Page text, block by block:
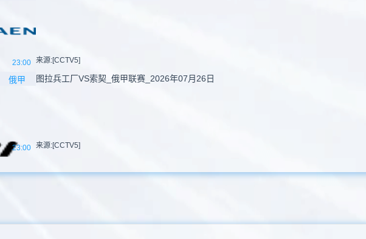
23:00 来源:[CCTV5]
俄甲
23:00
图拉兵工厂VS索契_俄甲联赛_2026年07月26日
来源:[CCTV5]